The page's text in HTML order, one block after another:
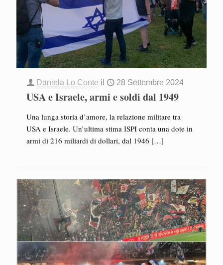
Daniela Lo Conte il 28 Settembre 2024
USA e Israele, armi e soldi dal 1949
Una lunga storia d’amore, la relazione militare tra
USA e Israele. Un’ultima stima ISPI conta una dote in
armi di 216 miliardi di dollari, dal 1946 […]